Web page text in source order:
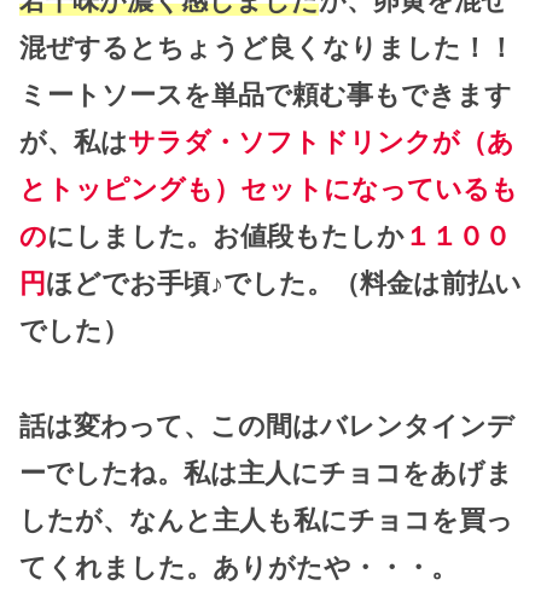
混ぜするとちょうど良くなりました！！
ミートソースを単品で頼む事もできます
が、私はサラダ・ソフトドリンクが（あ
とトッピングも）セットになっているも
のにしました。お値段もたしか １１００
円 ほどでお手頃♪でした。（料金は前払い
でした）
話は変わって、この間はバレンタインデ
ーでしたね。私は主人にチョコをあげま
したが、なんと主人も私にチョコを買っ
てくれました。ありがたや・・・。